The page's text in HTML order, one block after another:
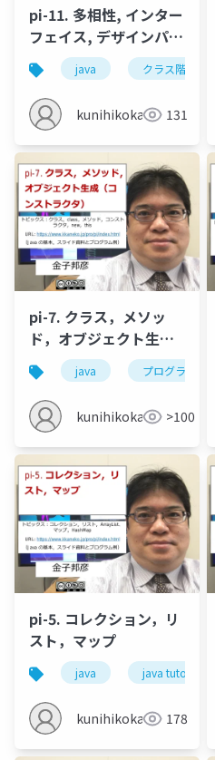
pi-11. 多相性, インター
フェイス, デザインパタ
ーン
java クラス階層
kunihikokaneko131
pi-7. クラス，メソッ
ド，オブジェクト生成
（コンストラクタ）
java プログラミング
kunihikokaneko>100
pi-5. コレクション，リ
スト，マップ
java java tutor
kunihikokaneko178